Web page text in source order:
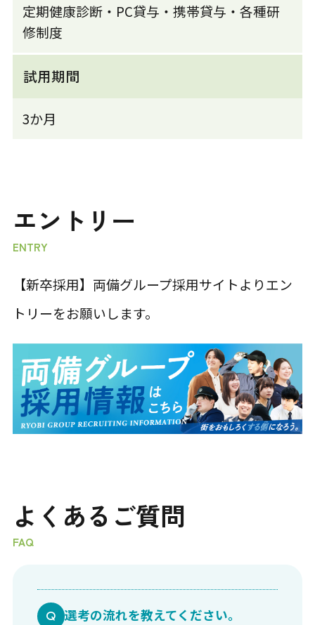
定期健康診断・PC貸与・携帯貸与・各種研
修制度
試用期間
3か月
エントリー
ENTRY
【新卒採用】両備グループ採用サイトよりエン
トリーをお願いします。
よくあるご質問
FAQ
選考の流れを教えてください。